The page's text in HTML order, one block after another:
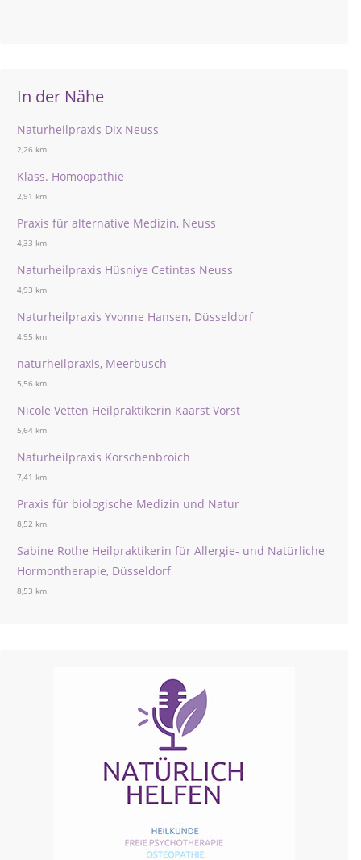
In der Nähe
Naturheilpraxis Dix Neuss
2,26 km
Klass. Homöopathie
2,91 km
Praxis für alternative Medizin, Neuss
4,33 km
Naturheilpraxis Hüsniye Cetintas Neuss
4,93 km
Naturheilpraxis Yvonne Hansen, Düsseldorf
4,95 km
naturheilpraxis, Meerbusch
5,56 km
Nicole Vetten Heilpraktikerin Kaarst Vorst
5,64 km
Naturheilpraxis Korschenbroich
7,41 km
Praxis für biologische Medizin und Natur
8,52 km
Sabine Rothe Heilpraktikerin für Allergie- und Natürliche
Hormontherapie, Düsseldorf
8,53 km